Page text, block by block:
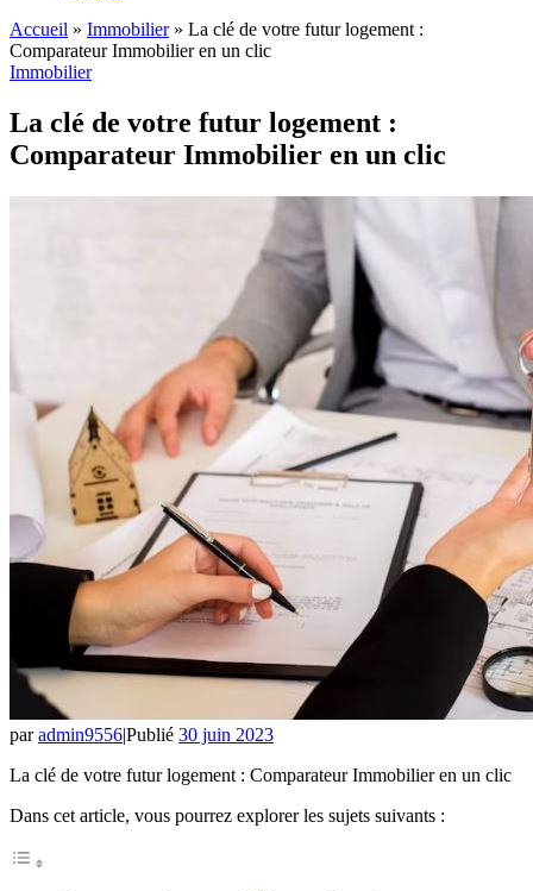
Accueil » Immobilier » La clé de votre futur logement :
Comparateur Immobilier en un clic
Immobilier
La clé de votre futur logement :
Comparateur Immobilier en un clic
paradmin9556|Publié 30 juin 2023
La clé de votre futur logement : Comparateur Immobilier en un clic
Dans cet article, vous pourrez explorer les sujets suivants :